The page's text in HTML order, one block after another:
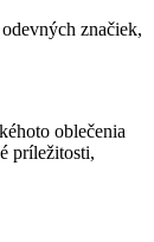
značiek,
oblečenia
príležitosti,